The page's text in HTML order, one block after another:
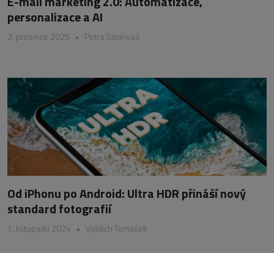
personalizace a AI
2. prosince 2025 • Petra Sasínová
Od iPhonu po Android: Ultra HDR přináší nový
standard fotografií
1. listopadu 2024 • Vojtěch Tomášek